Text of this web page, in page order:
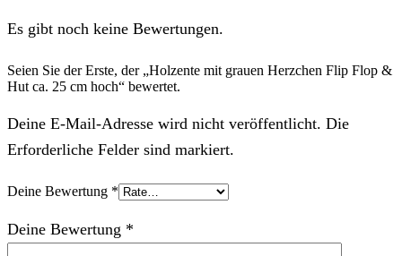
Es gibt noch keine Bewertungen.
Seien Sie der Erste, der „Holzente mit grauen Herzchen Flip Flop &
Hut ca. 25 cm hoch“ bewertet.
Deine E-Mail-Adresse wird nicht veröffentlicht. Die
Erforderliche Felder sind markiert.
Deine Bewertung *
Deine Bewertung *